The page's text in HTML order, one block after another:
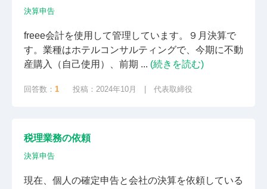
決算申告
freee会計を使用して管理しています。９月決算で
す。業種はホテルコンサルティングで、今期に不動
産購入（自己使用）、前期 ... (続きを読む)
回答数： 1 投稿：2024年10月 | 代表取締役
税理業務の依頼
決算申告
現在、個人の確定申告と会社の決算を依頼している